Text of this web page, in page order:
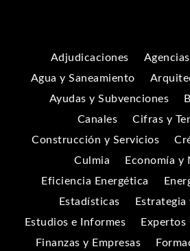
Adjudicaciones
Agua y Saneamiento
Ayudas y Subvenciones
Canales
Cifras y
Construcción y Servicios
Culmia
Economía y
Eficiencia Energética
Estadísticas
Estudios e Informes
Expertos
Finanzas y Empresas